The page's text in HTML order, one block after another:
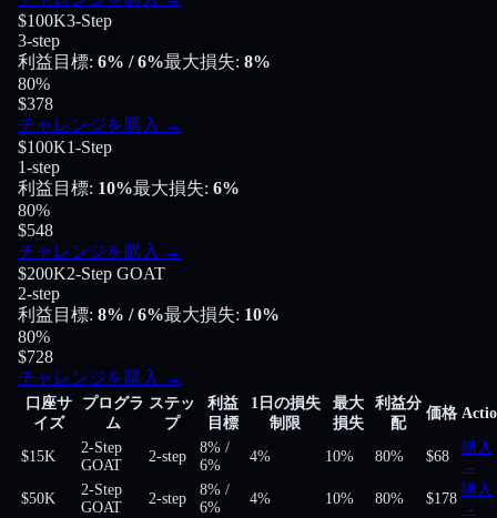
$100K3-Step
3-step
利益目標: 6% / 6%最大損失: 8%
80%
$378
チャレンジを購入 →
$100K1-Step
1-step
利益目標: 10%最大損失: 6%
80%
$548
チャレンジを購入 →
$200K2-Step GOAT
2-step
利益目標: 8% / 6%最大損失: 10%
80%
$728
チャレンジを購入 →
口座サ
イズ
プログラ
ム
ステッ
プ
利益
目標
1日の損失
制限
最大
損失
利益分
配
価格
$15K
2-Step
GOAT
2-step
8% /
6%
4% 10% 80% $68
購入
→
$50K
2-Step
GOAT
2-step
8% /
6%
4% 10% 80% $178
購入
→